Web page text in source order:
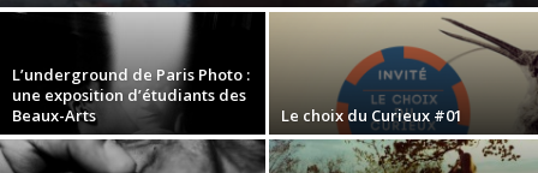
L’underground de Paris Photo :
une exposition d’étudiants des
Beaux-Arts
Le choix du Curieux #01